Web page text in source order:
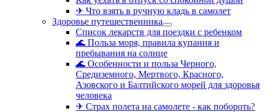
✈ Что взять в ручную кладь в самолет
Здоровье путешественника
Список лекарств для поездки с ребенком
🌊 Польза моря, правила купания и
пребывания на солнце
🌊 Особенности и польза Черного,
Средиземного, Мертвого, Красного,
Азовского и Балтийского морей для здоровья
человека
✈ Страх полета на самолете - как побороть?